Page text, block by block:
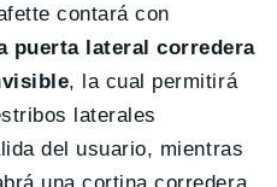
contará con
puerta lateral corredera
, la cual permitirá
laterales
del usuario, mientras